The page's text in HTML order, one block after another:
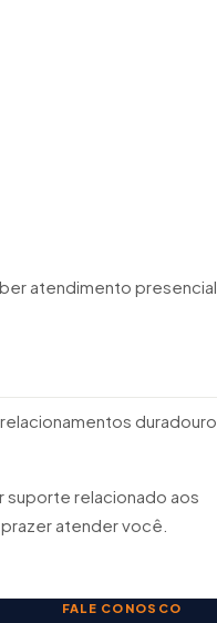
atendimento
suporte relacionado aos
atender você.
FALE CONOSCO